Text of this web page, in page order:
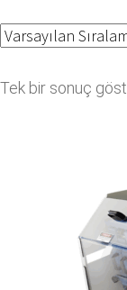
Tek bir sonuç